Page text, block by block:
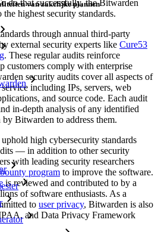
van zakelijke plannen
do that successfully, the Bitwarden
highest security standards.
through annual third-party
external security experts like Cure53
. These regular audits reinforce
customers comply with enterprise
security audits cover all aspects of
including IPs, servers, web
and source code. Each audit
in-depth analysis of any identified
Bitwarden to address them.
high cybersecurity standards
— in addition to other security
with leading security researchers
program to improve the software.
is reviewed and contributed to by a
of software enthusiasts. As a
to user privacy, Bitwarden is also
and Data Privacy Framework